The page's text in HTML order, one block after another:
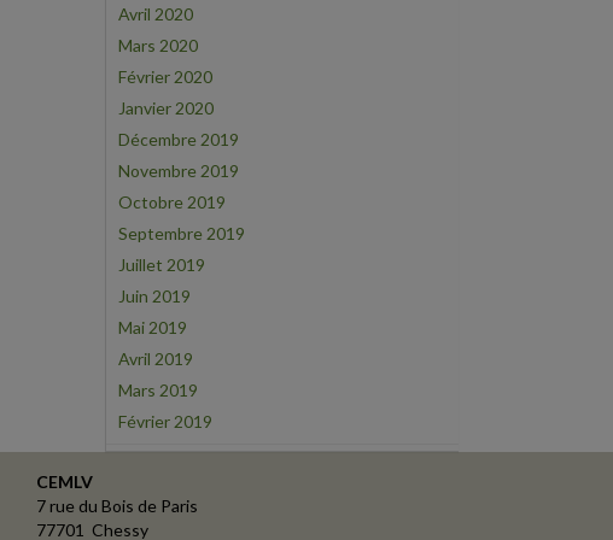
Avril 2020
Mars 2020
Février 2020
Janvier 2020
Décembre 2019
Novembre 2019
Octobre 2019
Septembre 2019
Juillet 2019
Juin 2019
Mai 2019
Avril 2019
Mars 2019
Février 2019
CEMLV
7 rue du Bois de Paris
77701 Chessy